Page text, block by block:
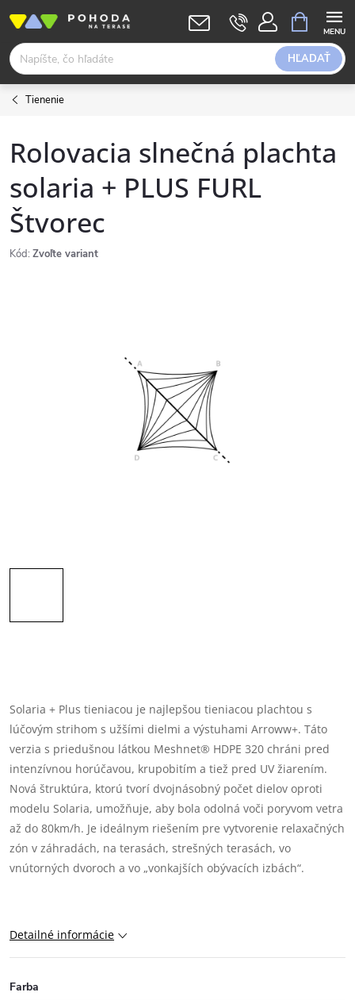
obsah
HĽADAŤ
KOŠÍK
Tienenie
Rolovacia slnečná plachta
solaria + PLUS FURL
Štvorec
Kód: Zvoľte variant
Solaria + Plus tieniacou je najlepšou tieniacou plachtou s
lúčovým strihom s užšími dielmi a výstuhami Arroww+. Táto
verzia s priedušnou látkou Meshnet® HDPE 320 chráni pred
intenzívnou horúčavou, krupobitím a tiež pred UV žiarením.
Nová štruktúra, ktorú tvorí dvojnásobný počet dielov oproti
modelu Solaria, umožňuje, aby bola odolná voči poryvom vetra
až do 80km/h. Je ideálnym riešením pre vytvorenie relaxačných
zón v záhradách, na terasách, strešných terasách, vo
vnútorných dvoroch a vo „vonkajších obývacích izbách“.
Detailné informácie
Farba